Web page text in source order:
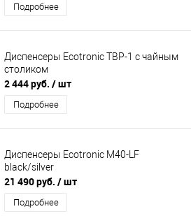
Подробнее
Диспенсеры Ecotronic TBP-1 с чайным
столиком
2 444 руб. / шт
Подробнее
Диспенсеры Ecotronic M40-LF
black/silver
21 490 руб. / шт
Подробнее